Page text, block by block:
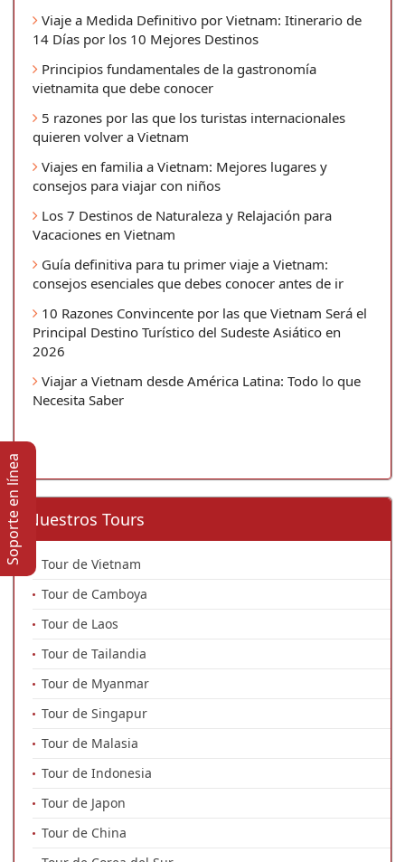
Viaje a Medida Definitivo por Vietnam: Itinerario de
14 Días por los 10 Mejores Destinos
Principios fundamentales de la gastronomía
vietnamita que debe conocer
5 razones por las que los turistas internacionales
quieren volver a Vietnam
Viajes en familia a Vietnam: Mejores lugares y
consejos para viajar con niños
Los 7 Destinos de Naturaleza y Relajación para
Vacaciones en Vietnam
Guía definitiva para tu primer viaje a Vietnam:
consejos esenciales que debes conocer antes de ir
10 Razones Convincente por las que Vietnam Será el
Principal Destino Turístico del Sudeste Asiático en
2026
Viajar a Vietnam desde América Latina: Todo lo que
Necesita Saber
Nuestros Tours
Tour de Vietnam
Tour de Camboya
Tour de Laos
Tour de Tailandia
Tour de Myanmar
Tour de Singapur
Tour de Malasia
Tour de Indonesia
Tour de Japon
Tour de China
Soporte en lí­nea